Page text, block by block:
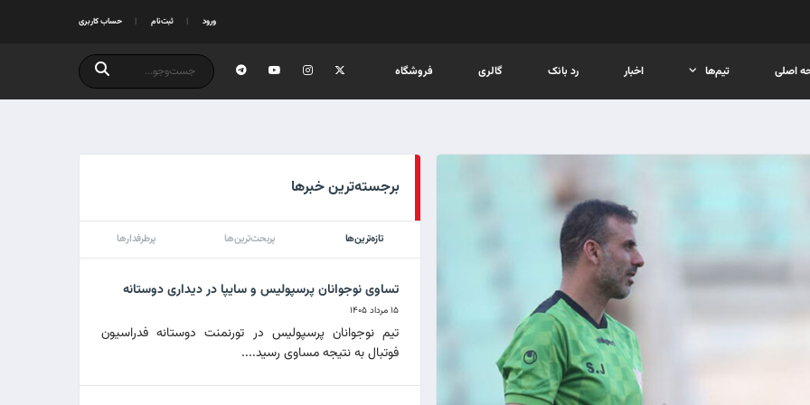
ورود ثبت‌نام حساب کاربری
اصلی تیم‌ها اخبار رد بانک گالری فروشگاه
برجسته‌ترین خبرها
تازه‌ترین‌ها پربحث‌ترین‌ها پرطرفدارها
تساوی نوجوانان پرسپولیس و سایپا در دیداری دوستانه
۱۵ مرداد ۱۴۰۵
تیم نوجوانان پرسپولیس در تورنمنت دوستانه فدراسیون
فوتبال به نتیجه مساوی رسید....